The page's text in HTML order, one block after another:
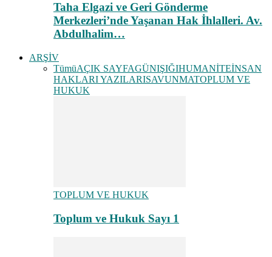
Taha Elgazi ve Geri Gönderme
Merkezleri’nde Yaşanan Hak İhlalleri. Av.
Abdulhalim…
ARŞİV
TümüAÇIK SAYFAGÜNIŞIĞIHUMANİTEİNSAN
HAKLARI YAZILARISAVUNMATOPLUM VE
HUKUK
TOPLUM VE HUKUK
Toplum ve Hukuk Sayı 1